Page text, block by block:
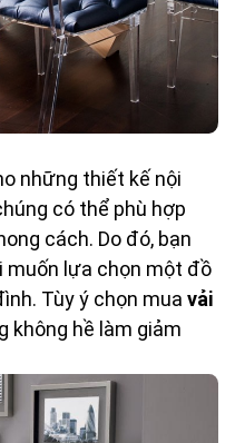
những thiết kế nội
có thể phù hợp
cách. Do đó, bạn
muốn lựa chọn một đồ
Tùy ý chọn mua vải
không hề làm giảm